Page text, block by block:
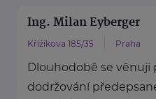
Ing. Milan Eyberger
Křižíkova 185/35 Praha
Dlouhodobě se věnuji
dodržování